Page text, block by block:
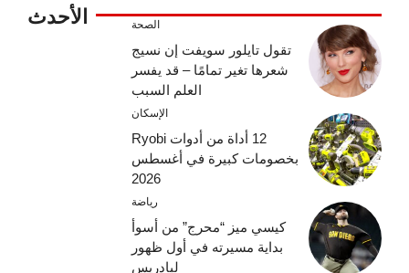
الأحدث الصحة
تقول تايلور سويفت إن نسيج
شعرها تغير تمامًا – قد يفسر
العلم السبب
الإسكان
12 أداة من أدوات Ryobi
بخصومات كبيرة في أغسطس
2026
رياضة
كيسي ميز “محرج” من أسوأ
بداية مسيرته في أول ظهور
لبادريس